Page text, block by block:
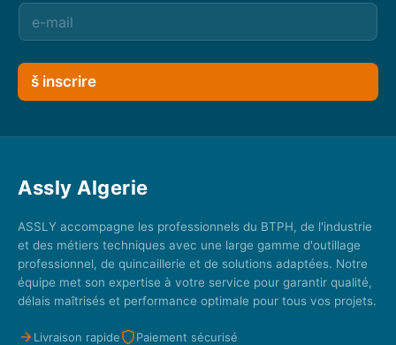
š inscrire
Assly Algerie
ASSLY accompagne les professionnels du BTPH, de l'industrie
et des métiers techniques avec une large gamme d'outillage
professionnel, de quincaillerie et de solutions adaptées. Notre
équipe met son expertise à votre service pour garantir qualité,
délais maîtrisés et performance optimale pour tous vos projets.
Livraison rapide Paiement sécurisé